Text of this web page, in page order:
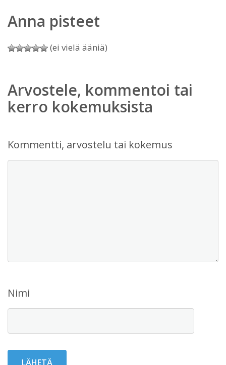
Anna pisteet
(ei vielä ääniä)
Arvostele, kommentoi tai
kerro kokemuksista
Kommentti, arvostelu tai kokemus
Nimi